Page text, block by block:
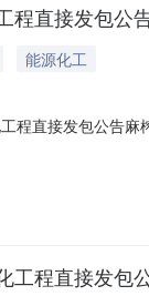
程直接发包公
能源化工
程直接发包公告
村坳背村小组巷道
工程直接发包